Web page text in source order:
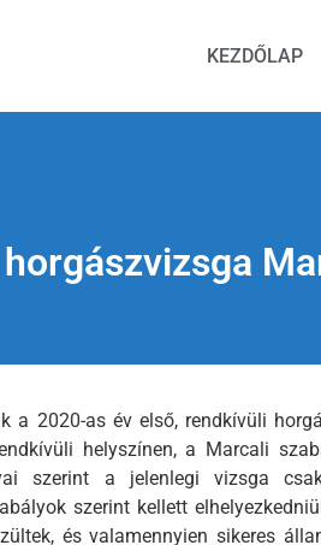
KEZDŐLAP
a 2020-as év első, rendkívüli
helyszínen, a Marcali
szerint a jelenlegi vizsga
szerint kellett
és valamennyien sikeres